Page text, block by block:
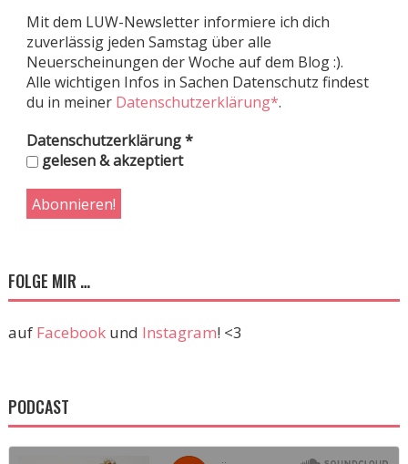
Mit dem LUW-Newsletter informiere ich dich
zuverlässig jeden Samstag über alle
Neuerscheinungen der Woche auf dem Blog :).
Alle wichtigen Infos in Sachen Datenschutz findest
du in meiner Datenschutzerklärung*.
Datenschutzerklärung*
gelesen & akzeptiert
FOLGE MIR …
auf Facebookund Instagram! <3
PODCAST